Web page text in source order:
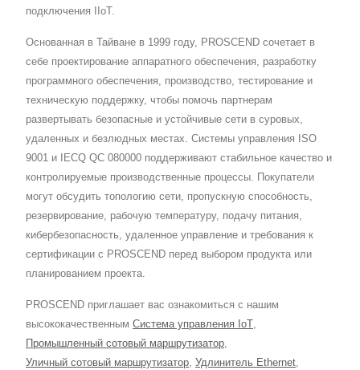
подключения IIoT.
Основанная в Тайване в 1999 году, PROSCEND сочетает в
себе проектирование аппаратного обеспечения, разработку
программного обеспечения, производство, тестирование и
техническую поддержку, чтобы помочь партнерам
развертывать безопасные и устойчивые сети в суровых,
удаленных и безлюдных местах. Системы управления ISO
9001 и IECQ QC 080000 поддерживают стабильное качество и
контролируемые производственные процессы. Покупатели
могут обсудить топологию сети, пропускную способность,
резервирование, рабочую температуру, подачу питания,
кибербезопасность, удаленное управление и требования к
сертификации с PROSCEND перед выбором продукта или
планированием проекта.
PROSCEND приглашает вас ознакомиться с нашим
высококачественным Система управления IoT,
Промышленный сотовый маршрутизатор,
Уличный сотовый маршрутизатор, Удлинитель Ethernet,